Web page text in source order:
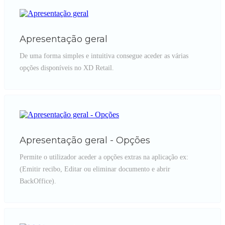
Apresentação geral
De uma forma simples e intuitiva consegue aceder as várias
opções disponíveis no XD Retail.
Apresentação geral - Opções
Permite o utilizador aceder a opções extras na aplicação ex:
(Emitir recibo, Editar ou eliminar documento e abrir
BackOffice).